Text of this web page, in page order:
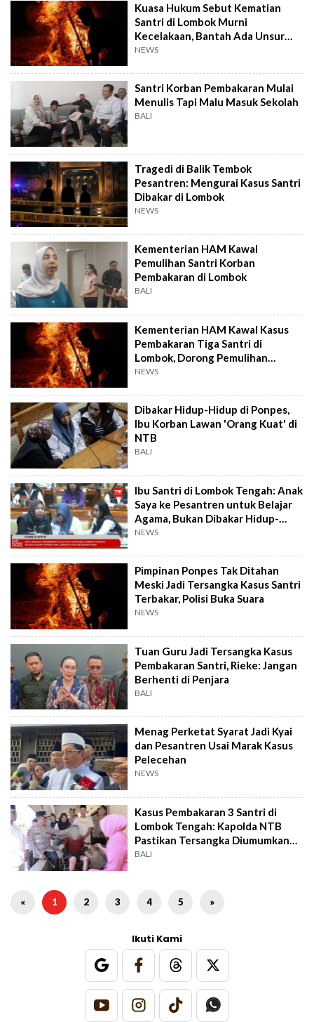
Kuasa Hukum Sebut Kematian
Santri di Lombok Murni
Kecelakaan, Bantah Ada Unsur
Kesengajaan
NEWS
Santri Korban Pembakaran Mulai
Menulis Tapi Malu Masuk Sekolah
BALI
Tragedi di Balik Tembok
Pesantren: Mengurai Kasus Santri
Dibakar di Lombok
NEWS
Kementerian HAM Kawal
Pemulihan Santri Korban
Pembakaran di Lombok
BALI
Kementerian HAM Kawal Kasus
Pembakaran Tiga Santri di
Lombok, Dorong Pemulihan
Korban
NEWS
Dibakar Hidup-Hidup di Ponpes,
Ibu Korban Lawan 'Orang Kuat' di
NTB
BALI
Ibu Santri di Lombok Tengah: Anak
Saya ke Pesantren untuk Belajar
Agama, Bukan Dibakar Hidup-
Hidup
NEWS
Pimpinan Ponpes Tak Ditahan
Meski Jadi Tersangka Kasus Santri
Terbakar, Polisi Buka Suara
NEWS
Tuan Guru Jadi Tersangka Kasus
Pembakaran Santri, Rieke: Jangan
Berhenti di Penjara
BALI
Menag Perketat Syarat Jadi Kyai
dan Pesantren Usai Marak Kasus
Pelecehan
NEWS
Kasus Pembakaran 3 Santri di
Lombok Tengah: Kapolda NTB
Pastikan Tersangka Diumumkan
Pekan Ini
BALI
« 1 2 3 4 5 »
Ikuti Kami